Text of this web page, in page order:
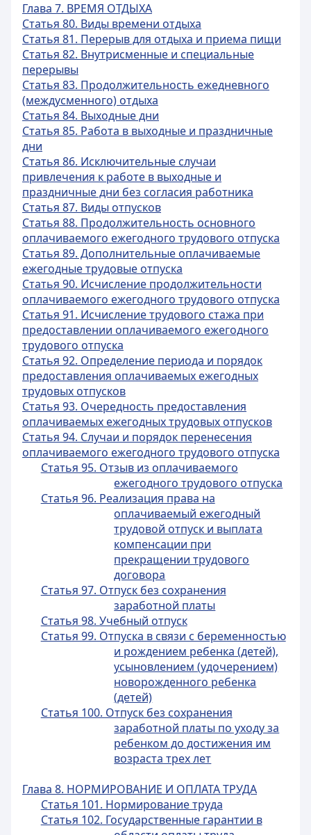
Глава 7. ВРЕМЯ ОТДЫХА
Статья 80. Виды времени отдыха
Статья 81. Перерыв для отдыха и приема пищи
Статья 82. Внутрисменные и специальные
перерывы
Статья 83. Продолжительность ежедневного
(междусменного) отдыха
Статья 84. Выходные дни
Статья 85. Работа в выходные и праздничные
дни
Статья 86. Исключительные случаи
привлечения к работе в выходные и
праздничные дни без согласия работника
Статья 87. Виды отпусков
Статья 88. Продолжительность основного
оплачиваемого ежегодного трудового отпуска
Статья 89. Дополнительные оплачиваемые
ежегодные трудовые отпуска
Статья 90. Исчисление продолжительности
оплачиваемого ежегодного трудового отпуска
Статья 91. Исчисление трудового стажа при
предоставлении оплачиваемого ежегодного
трудового отпуска
Статья 92. Определение периода и порядок
предоставления оплачиваемых ежегодных
трудовых отпусков
Статья 93. Очередность предоставления
оплачиваемых ежегодных трудовых отпусков
Статья 94. Случаи и порядок перенесения
оплачиваемого ежегодного трудового отпуска
Статья 95. Отзыв из оплачиваемого
ежегодного трудового отпуска
Статья 96. Реализация права на
оплачиваемый ежегодный
трудовой отпуск и выплата
компенсации при
прекращении трудового
договора
Статья 97. Отпуск без сохранения
заработной платы
Статья 98. Учебный отпуск
Статья 99. Отпуска в связи с беременностью
и рождением ребенка (детей),
усыновлением (удочерением)
новорожденного ребенка
(детей)
Статья 100. Отпуск без сохранения
заработной платы по уходу за
ребенком до достижения им
возраста трех лет
Глава 8. НОРМИРОВАНИЕ И ОПЛАТА ТРУДА
Статья 101. Нормирование труда
Статья 102. Государственные гарантии в